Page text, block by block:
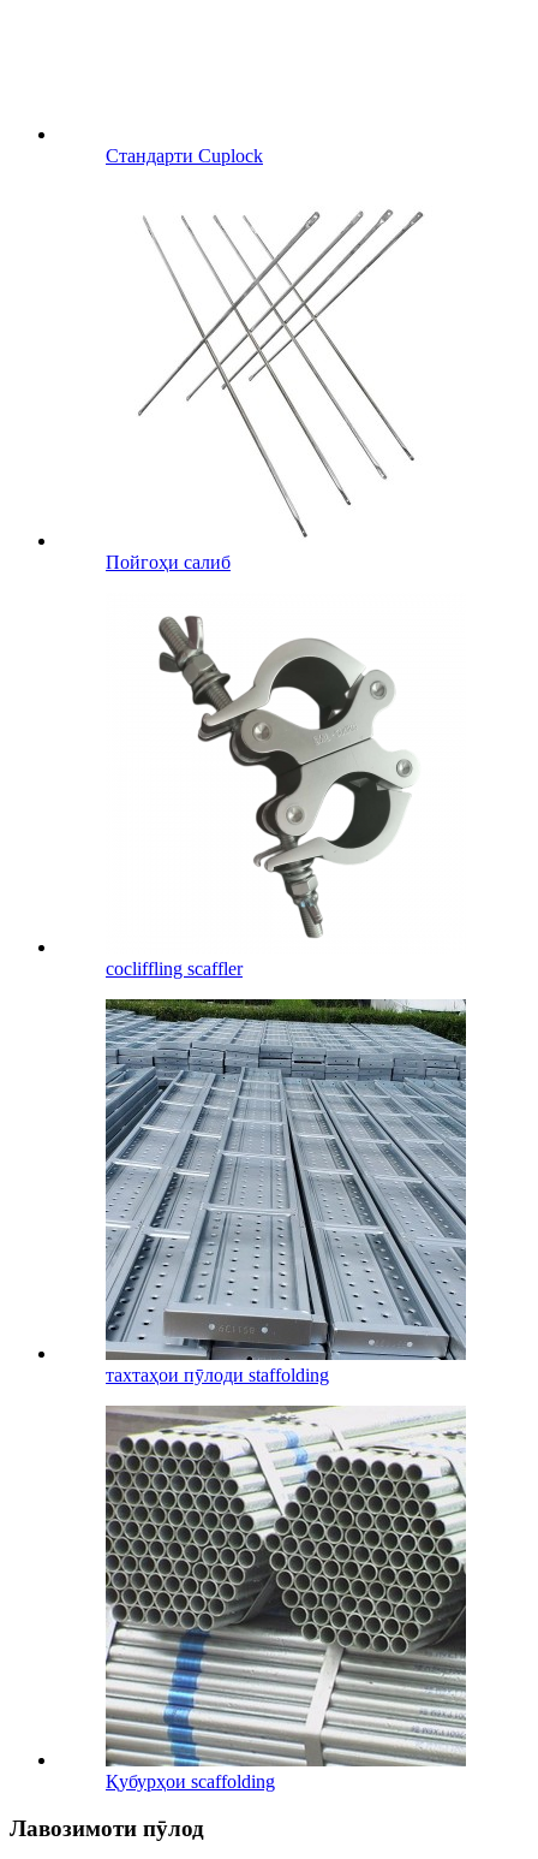
Стандарти Cuplock
Пойгоҳи салиб
cocliffling scaffler
тахтаҳои пӯлоди staffolding
Қубурҳои scaffolding
Лавозимоти пӯлод